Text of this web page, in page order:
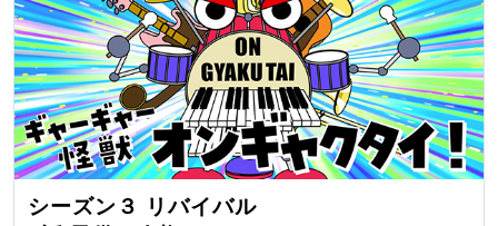
シーズン３ リバイバル